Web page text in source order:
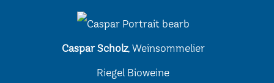
Caspar Scholz, Weinsommelier
Riegel Bioweine